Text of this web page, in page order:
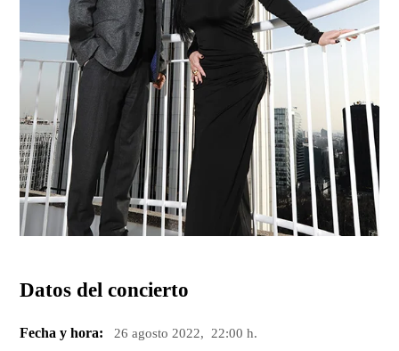
Datos del concierto
Fecha y hora: 26 agosto 2022, 22:00 h.